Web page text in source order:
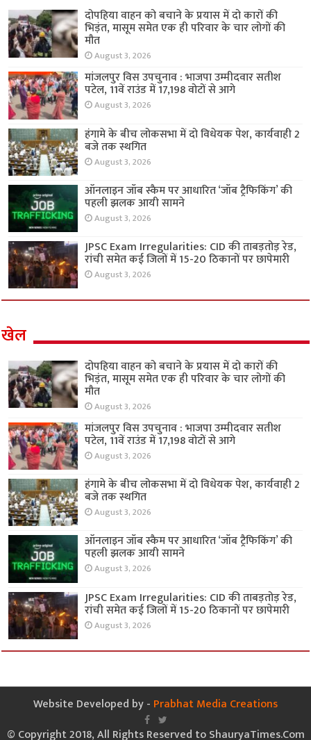
दोपहिया वाहन को बचाने के प्रयास में दो कारों की
भिड़ंत, मासूम समेत एक ही परिवार के चार लोगों की
मौत
August 3, 2026
मांजलपुर विस उपचुनाव : भाजपा उम्मीदवार सतीश
पटेल, 11वें राउंड में 17,198 वोटों से आगे
August 3, 2026
हंगामे के बीच लोकसभा में दो विधेयक पेश, कार्यवाही 2
बजे तक स्थगित
August 3, 2026
ऑनलाइन जॉब स्कैम पर आधारित ‘जॉब ट्रैफिकिंग’ की
पहली झलक आयी सामने
August 3, 2026
JPSC Exam Irregularities: CID की ताबड़तोड़ रेड,
रांची समेत कई जिलों में 15-20 ठिकानों पर छापेमारी
August 3, 2026
खेल
दोपहिया वाहन को बचाने के प्रयास में दो कारों की
भिड़ंत, मासूम समेत एक ही परिवार के चार लोगों की
मौत
August 3, 2026
मांजलपुर विस उपचुनाव : भाजपा उम्मीदवार सतीश
पटेल, 11वें राउंड में 17,198 वोटों से आगे
August 3, 2026
हंगामे के बीच लोकसभा में दो विधेयक पेश, कार्यवाही 2
बजे तक स्थगित
August 3, 2026
ऑनलाइन जॉब स्कैम पर आधारित ‘जॉब ट्रैफिकिंग’ की
पहली झलक आयी सामने
August 3, 2026
JPSC Exam Irregularities: CID की ताबड़तोड़ रेड,
रांची समेत कई जिलों में 15-20 ठिकानों पर छापेमारी
August 3, 2026
Website Developed by - Prabhat Media Creations
© Copyright 2018, All Rights Reserved to ShauryaTimes.Com